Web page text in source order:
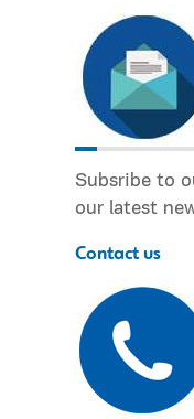
Subsribe to
our latest
Contact us